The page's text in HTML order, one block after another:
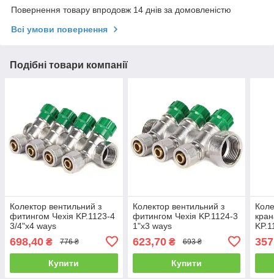
Повернення товару впродовж 14 днів за домовленістю
Всі умови повернення
Подібні товари компанії
Колектор вентильний з
фитингом Чехія KP.1123-4
3/4"x4 ways
698,40 ₴ 776 ₴
Купити
Колектор вентильний з
фитингом Чехія KP.1124-3
1"x3 ways
623,70₴ 693 ₴
Купити